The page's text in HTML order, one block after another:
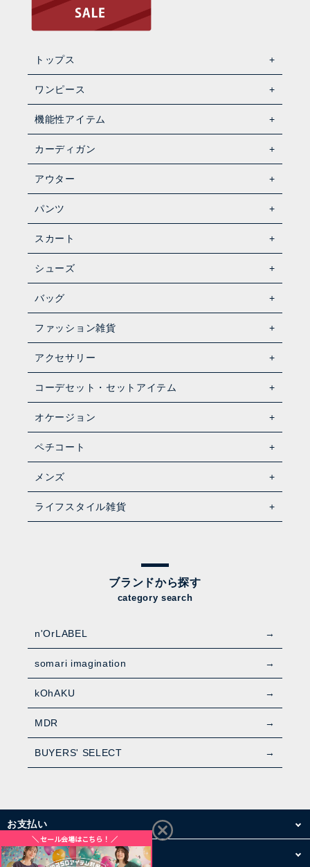
トップス
ワンピース
機能性アイテム
カーディガン
アウター
パンツ
スカート
シューズ
バッグ
ファッション雑貨
アクセサリー
コーデセット・セットアイテム
オケージョン
ペチコート
メンズ
ライフスタイル雑貨
ブランドから探す
category search
n'OrLABEL
somari imagination
kOhAKU
MDR
BUYERS' SELECT
お支払い
配送・送料